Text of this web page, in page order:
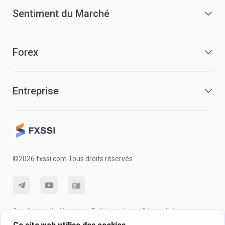
Sentiment du Marché
Forex
Entreprise
©2026 fxssi.com Tous droits réservés
Conditions d'utilisation
Politique de confidentialité